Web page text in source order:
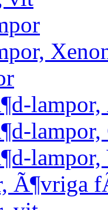
lampor,
Ã¶vriga